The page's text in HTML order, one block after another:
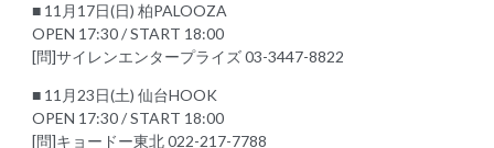
■ 11月17日(日) 柏PALOOZA
OPEN 17:30 / START 18:00
[問]サイレンエンタープライズ 03-3447-8822
■ 11月23日(土) 仙台HOOK
OPEN 17:30 / START 18:00
[問]キョードー東北 022-217-7788